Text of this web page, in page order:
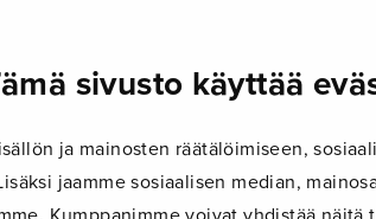
sivusto käyttää
ja mainosten räätälöimiseen,
jaamme sosiaalisen median,